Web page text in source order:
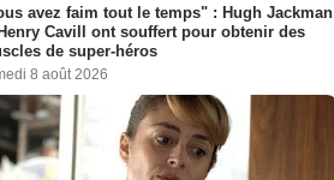
avez faim tout le temps" : Hugh Jackman
Cavill ont souffert pour obtenir des
de super-héros
8 août 2026